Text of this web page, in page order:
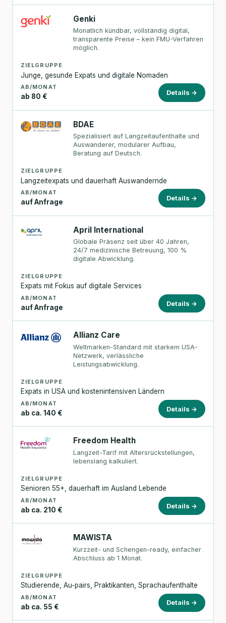
Genki
Monatlich kündbar, vollständig digital,
transparente Preise – kein FMU-Verfahren
möglich.
ZIELGRUPPE
Junge, gesunde Expats und digitale Nomaden
AB/MONAT
ab 80 €
Details →
BDAE
Spezialisiert auf Langzeitaufenthalte und
Auswanderer, modularer Aufbau,
Beratung auf Deutsch.
ZIELGRUPPE
Langzeitexpats und dauerhaft Auswandernde
AB/MONAT
auf Anfrage
Details →
April International
Globale Präsenz seit über 40 Jahren,
24/7 medizinische Betreuung, 100 %
digitale Abwicklung.
ZIELGRUPPE
Expats mit Fokus auf digitale Services
AB/MONAT
auf Anfrage
Details →
Allianz Care
Weltmarken-Standard mit starkem USA-
Netzwerk, verlässliche
Leistungsabwicklung.
ZIELGRUPPE
Expats in USA und kostenintensiven Ländern
AB/MONAT
ab ca. 140 €
Details →
Freedom Health
Langzeit-Tarif mit Altersrückstellungen,
lebenslang kalkuliert.
ZIELGRUPPE
Senioren 55+, dauerhaft im Ausland Lebende
AB/MONAT
ab ca. 210 €
Details →
MAWISTA
Kurzzeit- und Schengen-ready, einfacher
Abschluss ab 1 Monat.
ZIELGRUPPE
Studierende, Au-pairs, Praktikanten, Sprachaufenthalte
AB/MONAT
ab ca. 55 €
Details →